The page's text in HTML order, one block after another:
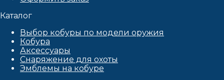
Каталог
Выбор кобуры по модели оружия
Кобура
Аксессуары
Снаряжение для охоты
Эмблемы на кобуре